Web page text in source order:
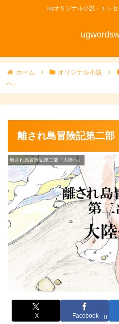
ugオリジナル小説・エッセ
ホーム オリジナル小説
へ」
離され島冒険記第二部
離され島冒険記第二部「大陸へ」
X Facebook 0